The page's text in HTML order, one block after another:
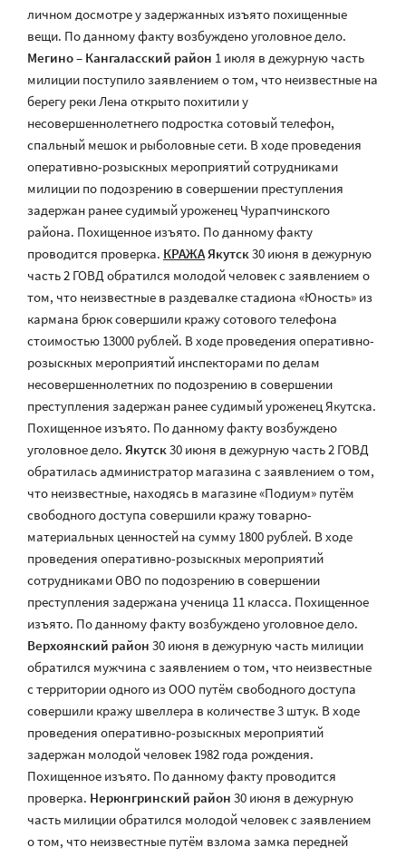
личном досмотре у задержанных изъято похищенные
вещи. По данному факту возбуждено уголовное дело.
Мегино – Кангаласский район 1 июля в дежурную часть
милиции поступило заявлением о том, что неизвестные на
берегу реки Лена открыто похитили у
несовершеннолетнего подростка сотовый телефон,
спальный мешок и рыболовные сети. В ходе проведения
оперативно-розыскных мероприятий сотрудниками
милиции по подозрению в совершении преступления
задержан ранее судимый уроженец Чурапчинского
района. Похищенное изъято. По данному факту
проводится проверка. КРАЖАЯкутск30 июня в дежурную
часть 2 ГОВД обратился молодой человек с заявлением о
том, что неизвестные в раздевалке стадиона «Юность» из
кармана брюк совершили кражу сотового телефона
стоимостью 13000 рублей. В ходе проведения оперативно-
розыскных мероприятий инспекторами по делам
несовершеннолетних по подозрению в совершении
преступления задержан ранее судимый уроженец Якутска.
Похищенное изъято. По данному факту возбуждено
уголовное дело. Якутск30 июня в дежурную часть 2 ГОВД
обратилась администратор магазина с заявлением о том,
что неизвестные, находясь в магазине «Подиум» путём
свободного доступа совершили кражу товарно-
материальных ценностей на сумму 1800 рублей. В ходе
проведения оперативно-розыскных мероприятий
сотрудниками ОВО по подозрению в совершении
преступления задержана ученица 11 класса. Похищенное
изъято. По данному факту возбуждено уголовное дело.
Верхоянский район 30 июня в дежурную часть милиции
обратился мужчина с заявлением о том, что неизвестные
с территории одного из ООО путём свободного доступа
совершили кражу швеллера в количестве 3 штук. В ходе
проведения оперативно-розыскных мероприятий
задержан молодой человек 1982 года рождения.
Похищенное изъято. По данному факту проводится
проверка. Нерюнгринский район 30 июня в дежурную
часть милиции обратился молодой человек с заявлением
о том, что неизвестные путём взлома замка передней